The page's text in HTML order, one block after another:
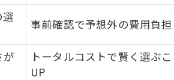
事前確認で予想外の費用負
が
トータルコストで賢く選ぶ
UP